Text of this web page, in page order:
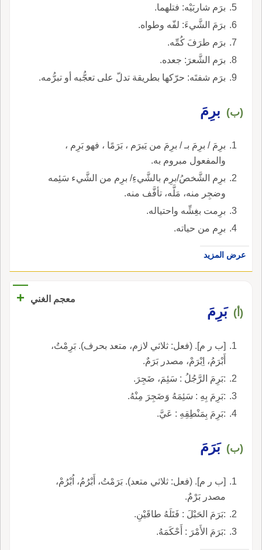
برَم شاربَيْه: فتلهما.
برَمَ الشَّيءَ: لفّه وطواه.
برَم طرَفَ كُمِّه.
برَم الشَّعرَ: جعده.
برَم شفتَه: حرّكها بطريقة تدلّ على تعجُّبه أو تبرُّمه.
(ب) برِمَ
برِمَ / برِمَ بـ / برِمَ من يَبرَم ، بَرَمًا ، فهو بَرِم ،
والمفعول مبروم به.
برِم الشَّخصُ/برِم بالشَّيءِ/ برِم من الشَّيء سَئِمه
وضجِر منه، مَلَّه، تأفَّف منه.
برِمت بغِشِّه واحتياله.
برِم من حياته.
عرض المزيد
معجم الغني +
(أ) بَرِمَ
[ب ر م]. (فعل: ثلاثي لازم، متعد بحرف). بَرِمْتُ،
أَبْرَمُ، اِبْرَمْ، مصدر بَرَمٌ.
:بَرِمَ الرَّجُلُ : سَئِمَ، ضَجِرَ.
:بَرِمَ بِهِ : سَئِمَهُ وَضَجِرَ مِنْهُ.
:بَرِمَ بِمَنْطِقِهِ : عَيَّ.
(ب) بَرَمَ
[ب ر م]. (فعل: ثلاثي متعد). بَرَمْتُ، أَبْرُمُ، اُبْرُمْ،
مصدر بَرْمٌ.
:بَرَمَ الحَبْلَ : فَتَلَهُ طاقَيْنِ.
:بَرَمَ الأَمْرَ : أَحْكَمَهُ.